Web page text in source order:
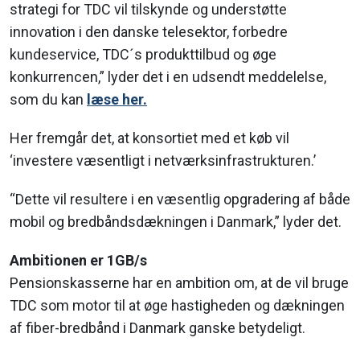
strategi for TDC vil tilskynde og understøtte
innovation i den danske telesektor, forbedre
kundeservice, TDC´s produkttilbud og øge
konkurrencen,” lyder det i en udsendt meddelelse,
som du kan læse her.
Her fremgår det, at konsortiet med et køb vil
‘investere væsentligt i netværksinfrastrukturen.’
“Dette vil resultere i en væsentlig opgradering af både
mobil og bredbåndsdækningen i Danmark,” lyder det.
Ambitionen er 1GB/s
Pensionskasserne har en ambition om, at de vil bruge
TDC som motor til at øge hastigheden og dækningen
af fiber-bredbånd i Danmark ganske betydeligt.